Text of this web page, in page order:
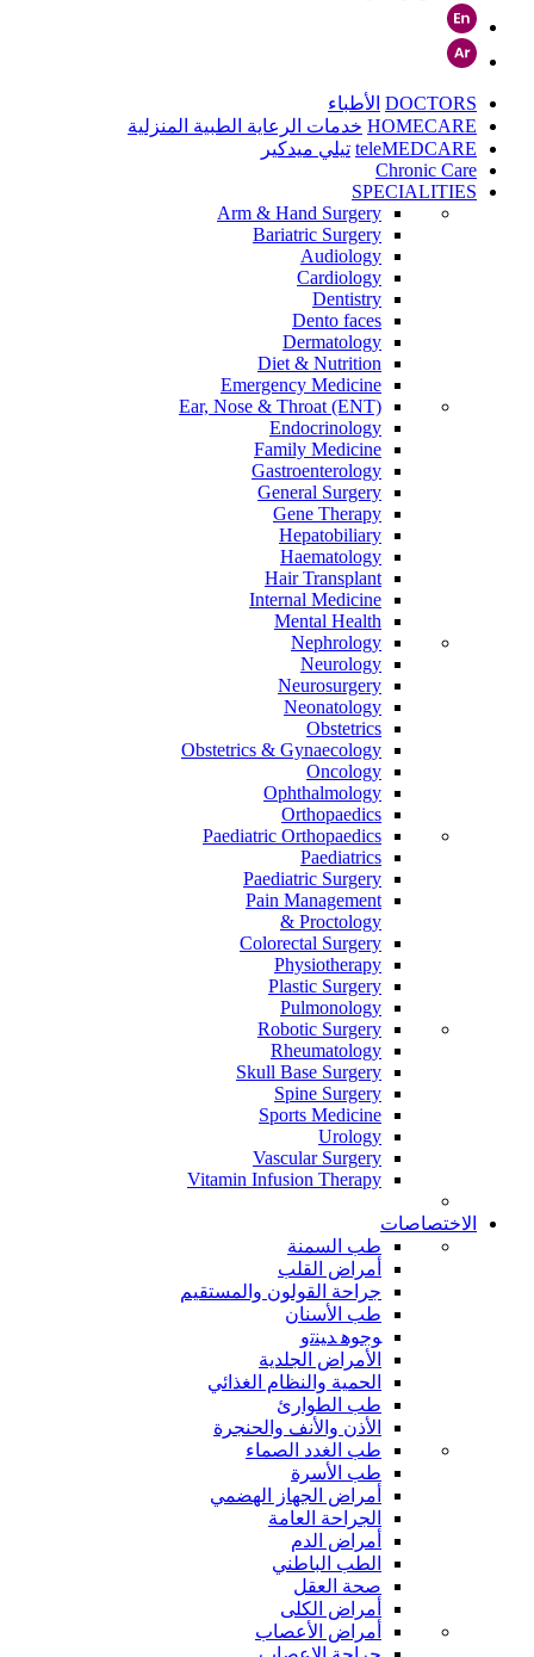
DOCTORS الأطباء
HOMECARE خدمات الرعاية الطبية المنزلية
teleMEDCARE تيلي ميدكير
Chronic Care
SPECIALITIES
Arm & Hand Surgery
Bariatric Surgery
Audiology
Cardiology
Dentistry
Dento faces
Dermatology
Diet & Nutrition
Emergency Medicine
Ear, Nose & Throat (ENT)
Endocrinology
Family Medicine
Gastroenterology
General Surgery
Gene Therapy
Hepatobiliary
Haematology
Hair Transplant
Internal Medicine
Mental Health
Nephrology
Neurology
Neurosurgery
Neonatology
Obstetrics
Obstetrics & Gynaecology
Oncology
Ophthalmology
Orthopaedics
Paediatric Orthopaedics
Paediatrics
Paediatric Surgery
Pain Management
Proctology &
Colorectal Surgery
Physiotherapy
Plastic Surgery
Pulmonology
Robotic Surgery
Rheumatology
Skull Base Surgery
Spine Surgery
Sports Medicine
Urology
Vascular Surgery
Vitamin Infusion Therapy
الاختصاصات
طب السمنة
أمراض القلب
جراحة القولون والمستقيم
طب الأسنان
ﻮﺟﻮﻫ ﺪﻴﻨﺗﻭ
الأمراض الجلدية
الحمية والنظام الغذائي
طب الطوارئ
الأذن والأنف والحنجرة
طب الغدد الصماء
طب الأسرة
أمراض الجهاز الهضمي
الجراحة العامة
أمراض الدم
الطب الباطني
صحة العقل
أمراض الكلى
أمراض الأعصاب